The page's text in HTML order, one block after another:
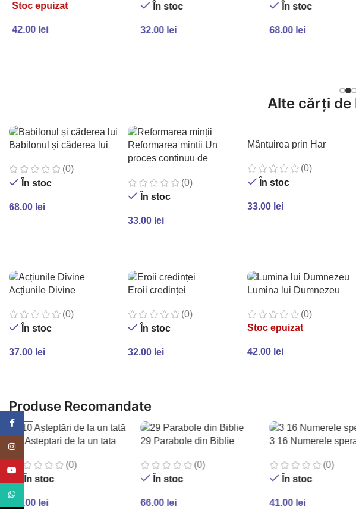
Stoc epuizat
42.00 lei
În stoc
32.00 lei
În stoc
68.00 lei
Alte cărți de
Babilonul și căderea lui
(0)
În stoc
68.00 lei
Reformarea mintii Un
proces continuu de
(0)
În stoc
33.00 lei
Mântuirea prin Har
(0)
În stoc
33.00 lei
Acțiunile Divine
(0)
În stoc
37.00 lei
Eroii credinței
(0)
În stoc
32.00 lei
Lumina lui Dumnezeu
(0)
Stoc epuizat
42.00 lei
Produse Recomandate
10 Asteptari de la un tata
(0)
În stoc
48.00 lei
29 Parabole din Biblie
(0)
În stoc
66.00 lei
3 16 Numerele
(0)
În stoc
41.00 lei
Facebook
Instagram
YouTube